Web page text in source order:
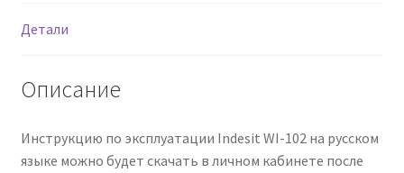
Детали
Описание
Инструкцию по эксплуатации Indesit WI-102 на русском
языке можно будет скачать в личном кабинете после